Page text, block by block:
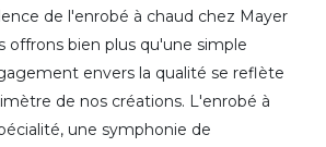
de l'enrobé à chaud chez Mayer
offrons bien plus qu'une simple
envers la qualité se reflète
de nos créations. L'enrobé à
une symphonie de